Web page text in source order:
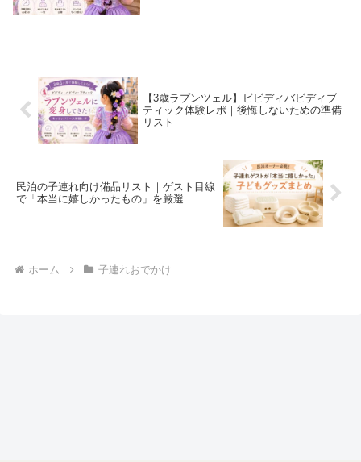
【3歳ラプンツェル】ビビディバビディブ
ティック体験レポ｜後悔しないための準備
リスト
民泊の子連れ向け備品リスト｜ゲスト目線
で「本当に嬉しかったもの」を厳選
ホーム 子連れおでかけ